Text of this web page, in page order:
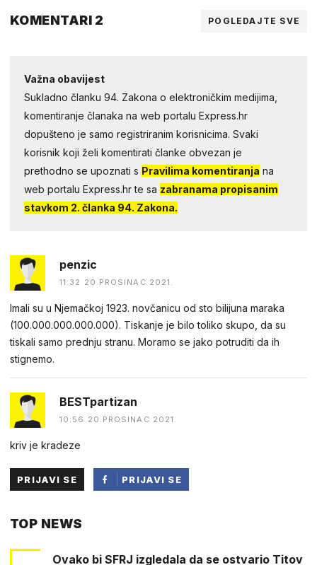
KOMENTARI 2 POGLEDAJTE SVE
Važna obavijest
Sukladno članku 94. Zakona o elektroničkim medijima,
komentiranje članaka na web portalu Express.hr
dopušteno je samo registriranim korisnicima. Svaki
korisnik koji želi komentirati članke obvezan je
prethodno se upoznati s Pravilima komentiranja na
web portalu Express.hr te sa zabranama propisanim
stavkom 2. članka 94. Zakona.
penzic
11:32 20.PROSINAC 2021.
Imali su u Njemačkoj 1923. novčanicu od sto bilijuna maraka
(100.000.000.000.000). Tiskanje je bilo toliko skupo, da su
tiskali samo prednju stranu. Moramo se jako potruditi da ih
stignemo.
BESTpartizan
10:56 20.PROSINAC 2021.
kriv je kradeze
PRIJAVI SE
PRIJAVI SE
TOP NEWS
Ovako bi SFRJ izgledala da se ostvario Titov